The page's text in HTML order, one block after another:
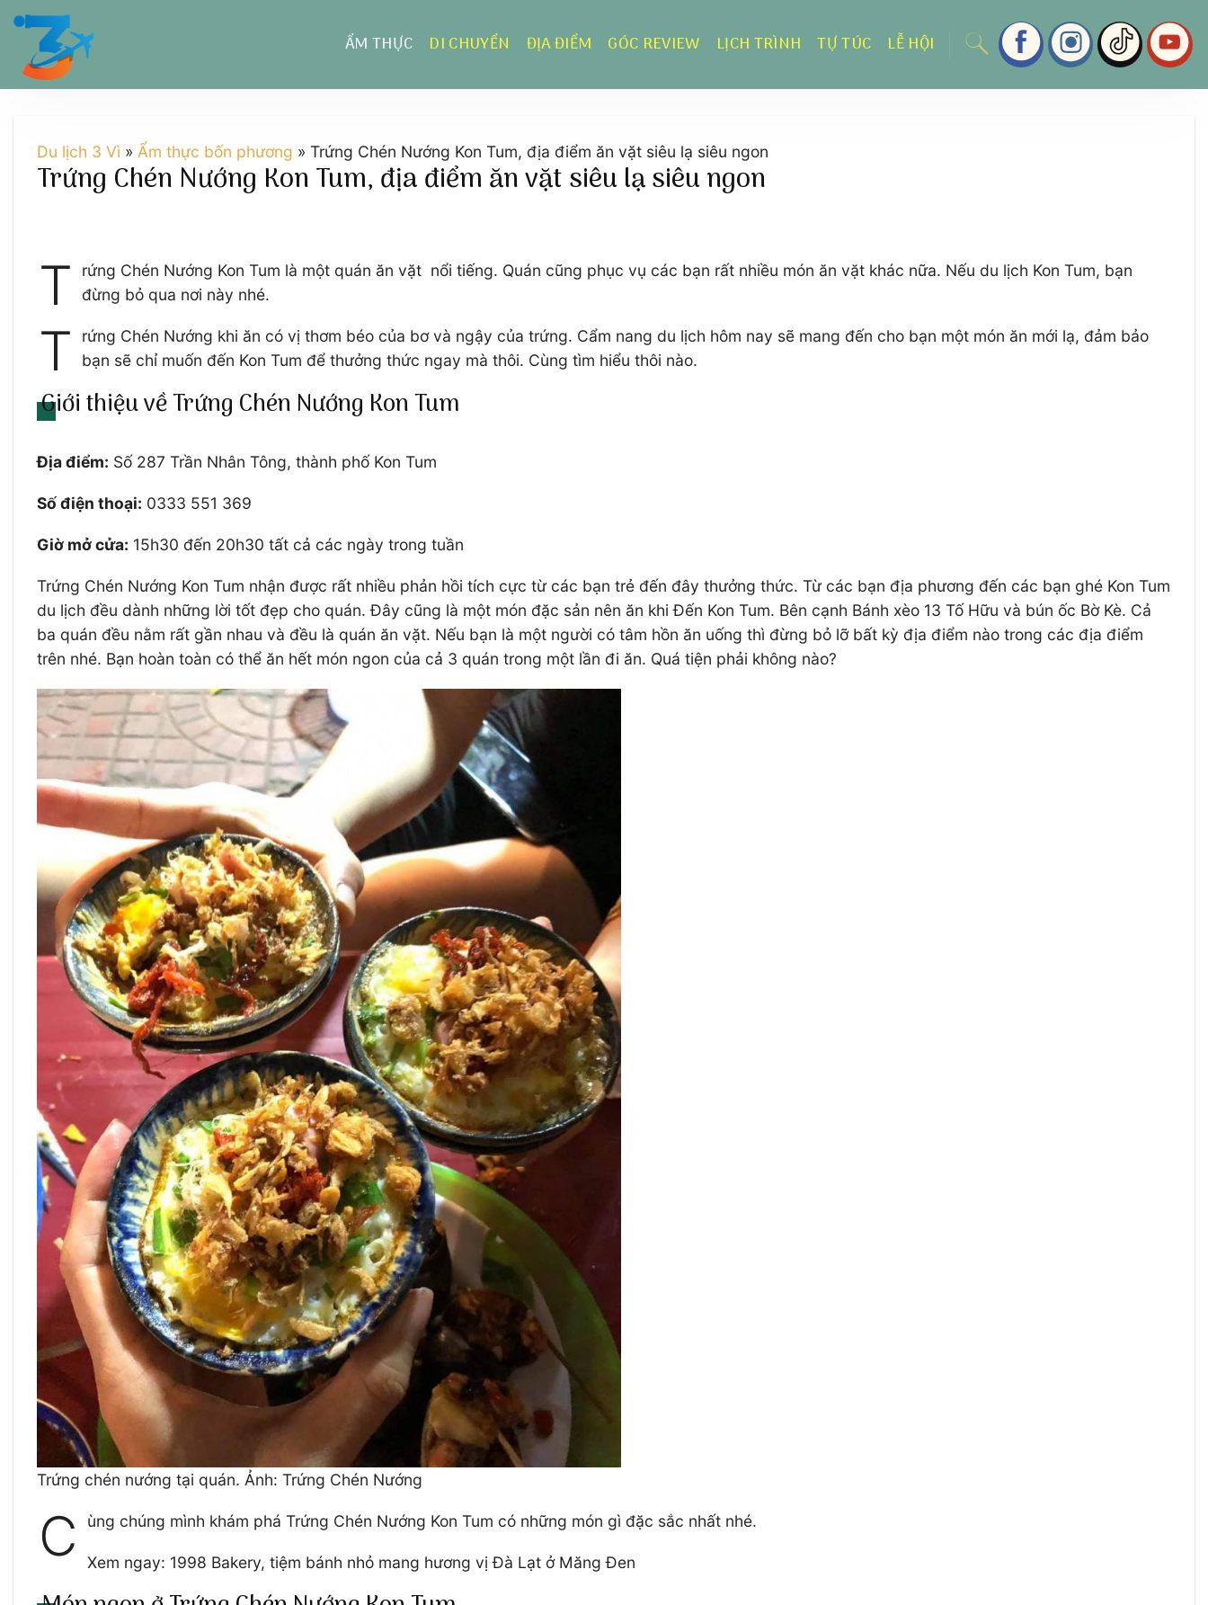
Chuyển
dung
ẨM THỰC DI CHUYỂN ĐỊA ĐIỂM GÓC REVIEW LỊCH TRÌNH TỰ TÚC LỄ HỘI
Du lịch 3 Vì » Ẩm thực bốn phương »Trứng Chén Nướng Kon Tum, địa điểm ăn vặt siêu lạ siêu ngon
Trứng Chén Nướng Kon Tum, địa điểm ăn vặt siêu lạ siêu ngon
T
rứng Chén Nướng Kon Tum là một quán ăn vặt nổi tiếng. Quán cũng phục vụ các bạn rất nhiều món ăn vặt khác nữa. Nếu du lịch Kon Tum, bạn
đừng bỏ qua nơi này nhé.
T
rứng Chén Nướng khi ăn có vị thơm béo của bơ và ngậy của trứng. Cẩm nang du lịch hôm nay sẽ mang đến cho bạn một món ăn mới lạ, đảm bảo
bạn sẽ chỉ muốn đến Kon Tum để thưởng thức ngay mà thôi. Cùng tìm hiểu thôi nào.
Giới thiệu về Trứng Chén Nướng Kon Tum
Địa điểm: Số 287 Trần Nhân Tông, thành phố Kon Tum
Số điện thoại: 0333 551 369
Giờ mở cửa: 15h30 đến 20h30 tất cả các ngày trong tuần
Trứng Chén Nướng Kon Tum nhận được rất nhiều phản hồi tích cực từ các bạn trẻ đến đây thưởng thức. Từ các bạn địa phương đến các bạn ghé Kon Tum
du lịch đều dành những lời tốt đẹp cho quán. Đây cũng là một món đặc sản nên ăn khi Đến Kon Tum. Bên cạnh Bánh xèo 13 Tố Hữu và bún ốc Bờ Kè. Cả
ba quán đều nằm rất gần nhau và đều là quán ăn vặt. Nếu bạn là một người có tâm hồn ăn uống thì đừng bỏ lỡ bất kỳ địa điểm nào trong các địa điểm
trên nhé. Bạn hoàn toàn có thể ăn hết món ngon của cả 3 quán trong một lần đi ăn. Quá tiện phải không nào?
Trứng chén nướng tại quán. Ảnh: Trứng Chén Nướng
C ùng chúng mình khám phá Trứng Chén Nướng Kon Tum có những món gì đặc sắc nhất nhé.
Xem ngay: 1998 Bakery, tiệm bánh nhỏ mang hương vị Đà Lạt ở Măng Đen